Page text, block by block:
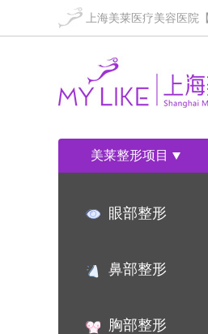
上海美莱医疗美容医院
美莱整形项目
眼部整形
鼻部整形
胸部整形